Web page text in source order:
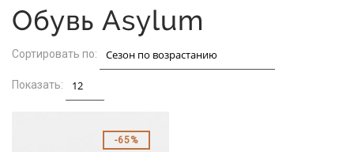
Обувь Asylum
Сортировать по:
Показать:
65%